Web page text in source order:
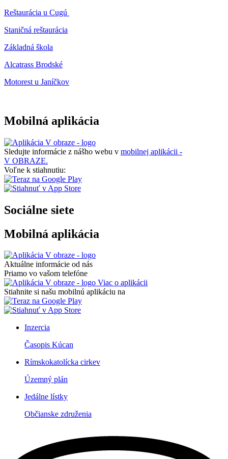
Reštaurácia u Cugú
Staničná reštaurácia
Základná škola
Alcatrass Brodské
Motorest u Janíčkov
Mobilná aplikácia
Sledujte informácie z nášho webu v mobilnej aplikácii -
V OBRAZE.
Voľne k stiahnutiu:
Sociálne siete
Mobilná aplikácia
Aktuálne informácie od nás
Priamo vo vašom telefóne
Viac o aplikácii
Stiahnite si našu mobilnú aplikáciu na
Inzercia
Časopis Kúcan
Rímskokatolícka cirkev
Územný plán
Jedálne lístky
Občianske združenia